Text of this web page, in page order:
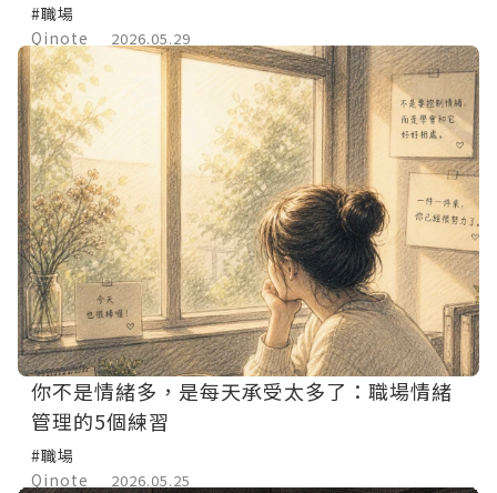
#職場
Qinote
2026.05.29
你不是情緒多，是每天承受太多了：職場情緒
管理的5個練習
#職場
Qinote
2026.05.25